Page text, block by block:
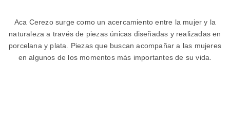
Aca Cerezo surge como un acercamiento entre la mujer y la
naturaleza a través de piezas únicas diseñadas y realizadas en
porcelana y plata. Piezas que buscan acompañar a las mujeres
en algunos de los momentos más importantes de su vida.